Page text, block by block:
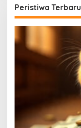
Peristiwa Terbaru